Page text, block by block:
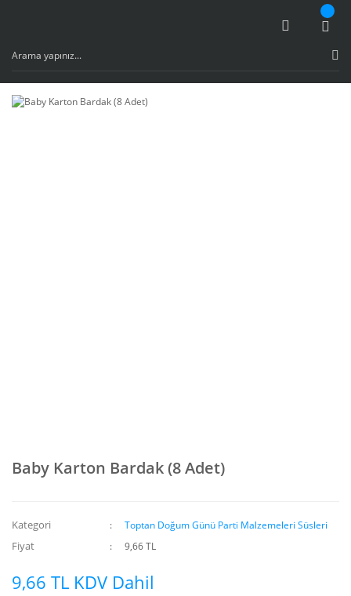
Baby Karton Bardak (8 Adet)
Kategori Toptan Doğum Günü Parti Malzemeleri Süsleri
Fiyat 9,66 TL
9,66 TL KDV Dahil